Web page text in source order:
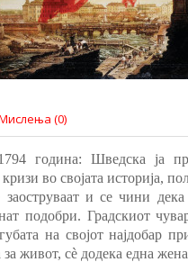
(0)
година: Шведска ја
во својата историја,
заоструваат и се чини
подобри. Градскиот
на својот најдобар
за живот, сè додека една